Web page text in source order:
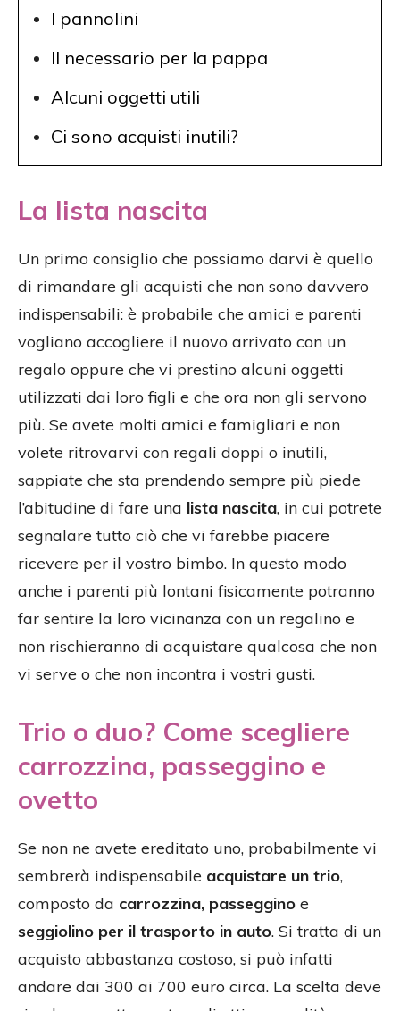
I pannolini
Il necessario per la pappa
Alcuni oggetti utili
Ci sono acquisti inutili?
La lista nascita
Un primo consiglio che possiamo darvi è quello
di rimandare gli acquisti che non sono davvero
indispensabili: è probabile che amici e parenti
vogliano accogliere il nuovo arrivato con un
regalo oppure che vi prestino alcuni oggetti
utilizzati dai loro figli e che ora non gli servono
più. Se avete molti amici e famigliari e non
volete ritrovarvi con regali doppi o inutili,
sappiate che sta prendendo sempre più piede
l’abitudine di fare una lista nascita, in cui potrete
segnalare tutto ciò che vi farebbe piacere
ricevere per il vostro bimbo. In questo modo
anche i parenti più lontani fisicamente potranno
far sentire la loro vicinanza con un regalino e
non rischieranno di acquistare qualcosa che non
vi serve o che non incontra i vostri gusti.
Trio o duo? Come scegliere
carrozzina, passeggino e
ovetto
Se non ne avete ereditato uno, probabilmente vi
sembrerà indispensabile acquistare un trio,
composto da carrozzina, passeggino e
seggiolino per il trasporto in auto. Si tratta di un
acquisto abbastanza costoso, si può infatti
andare dai 300 ai 700 euro circa. La scelta deve